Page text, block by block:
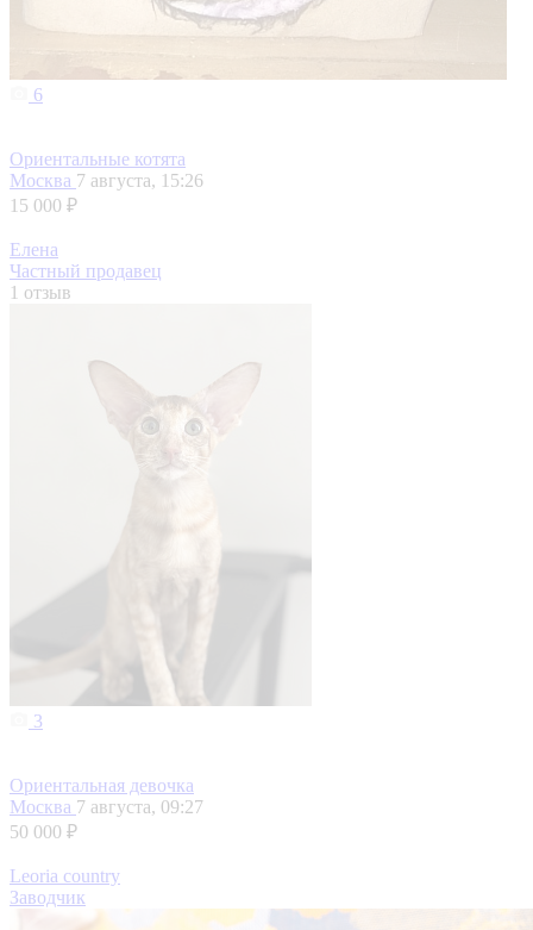
6
Ориентальные котята
Москва 7 августа, 15:26
15 000 ₽
Елена
Частный продавец
1 отзыв
3
Ориентальная девочка
Москва 7 августа, 09:27
50 000 ₽
Leoria country
Заводчик